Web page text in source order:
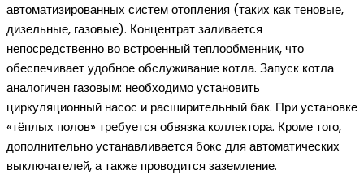
автоматизированных систем отопления (таких как теновые,
дизельные, газовые). Концентрат заливается
непосредственно во встроенный теплообменник, что
обеспечивает удобное обслуживание котла. Запуск котла
аналогичен газовым: необходимо установить
циркуляционный насос и расширительный бак. При установке
«тёплых полов» требуется обвязка коллектора. Кроме того,
дополнительно устанавливается бокс для автоматических
выключателей, а также проводится заземление.